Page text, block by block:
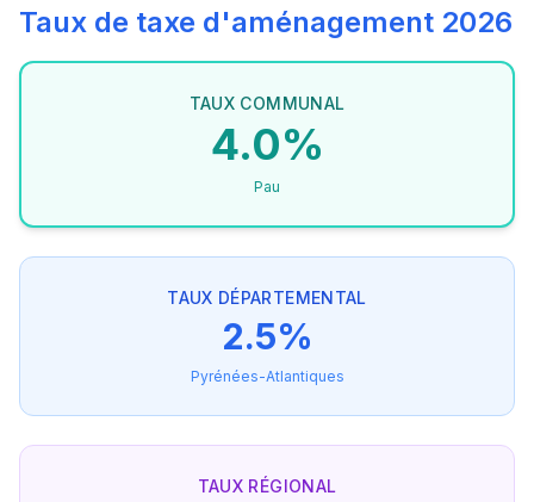
Taux de taxe d'aménagement 2026
TAUX COMMUNAL
4.0%
Pau
TAUX DÉPARTEMENTAL
2.5%
Pyrénées-Atlantiques
TAUX RÉGIONAL